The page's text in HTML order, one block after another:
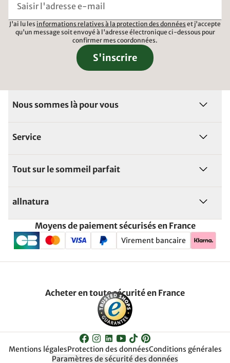
J'ai lu les informations relatives à la protection des données et j'accepte
qu'un message soit envoyé à l'adresse électronique ci-dessous pour
confirmer mes coordonnées.
S'inscrire
Nous sommes là pour vous
Service
Tout sur le sommeil parfait
allnatura
Moyens de paiement sécurisés en France
Virement bancaire
Acheter en toute sécurité en France
Mentions légalesProtection des donnéesConditions générales
Paramètres de sécurité des données